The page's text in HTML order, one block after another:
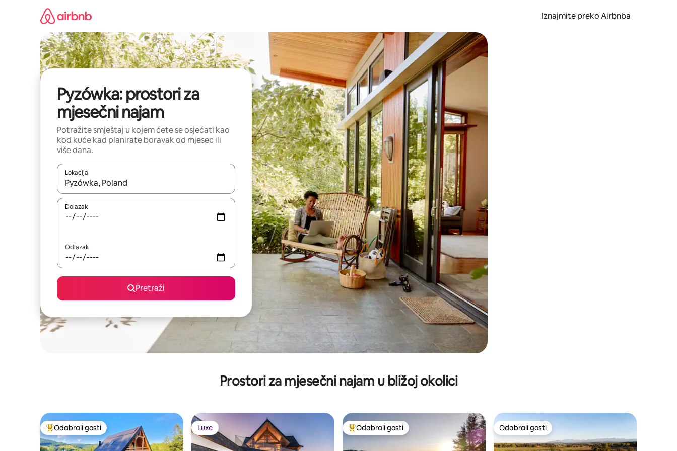
Iznajmite preko Airbnba
Pyzówka: prostori za
mjesečni najam
Potražite smještaj u kojem ćete se osjećati kao
kod kuće kad planirate boravak od mjesec ili
više dana.
Lokacija
Kada budu dostupni rezultati, moći ćete ih pregledati koristeći se strelicama prema gore i prema dolje, kao i dodirom ili prelaskom prstom po zaslonu.
Dolazak
Odlazak
Pretraži
Prostori za mjesečni najam u bližoj okolici
Među najviše rangiranima s oznakom „Odabrali gosti”
Odabrali gosti Luxe
Luxe Među najviše rangiranima s oznakom „Odabrali gosti”
Odabrali gosti Odabrali gosti
Odabrali gosti